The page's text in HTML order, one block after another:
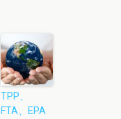
TPP、
FTA、EPA